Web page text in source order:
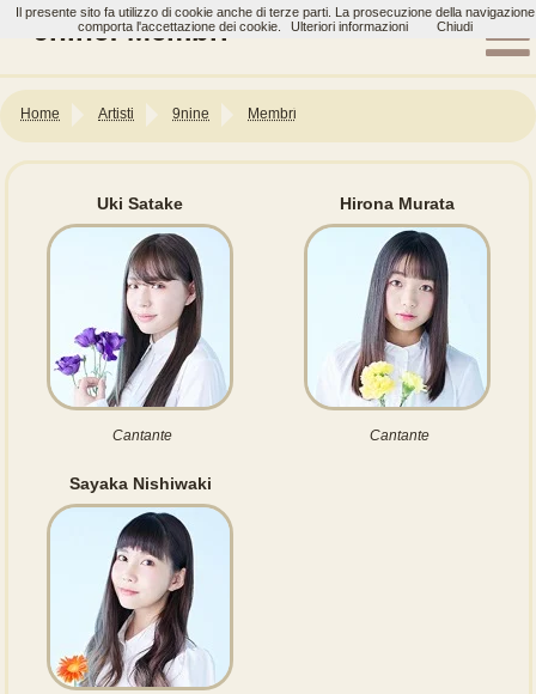
9nine: Membri
Home Artisti 9nine Membri
Uki Satake
Cantante
Hirona Murata
Cantante
Sayaka Nishiwaki
Il presente sito fa utilizzo di cookie anche di terze parti. La prosecuzione della navigazione
comporta l'accettazione dei cookie.
Ulteriori informazioni Chiudi